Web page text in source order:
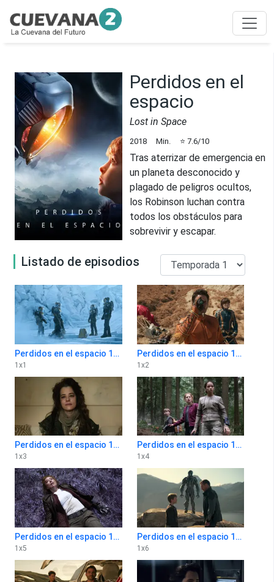
Perdidos en el
espacio
Lost in Space
2018 Min. ⭐ 7.6/10
Tras aterrizar de emergencia en
un planeta desconocido y
plagado de peligros ocultos,
los Robinson luchan contra
todos los obstáculos para
sobrevivir y escapar.
Listado de episodios
Perdidos en el espacio 1x1
1 x1
Perdidos en el espacio 1x2
1 x2
Perdidos en el espacio 1x3
1 x3
Perdidos en el espacio 1x4
1 x4
Perdidos en el espacio 1x5
1 x5
Perdidos en el espacio 1x6
1 x6